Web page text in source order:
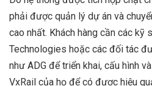
phải được quản lý dự án và
cao nhất. Khách hàng cần các kỹ
Technologies hoặc các đối tác
như ADG để triển khai, cấu hình
VxRail của họ để có được hiệu